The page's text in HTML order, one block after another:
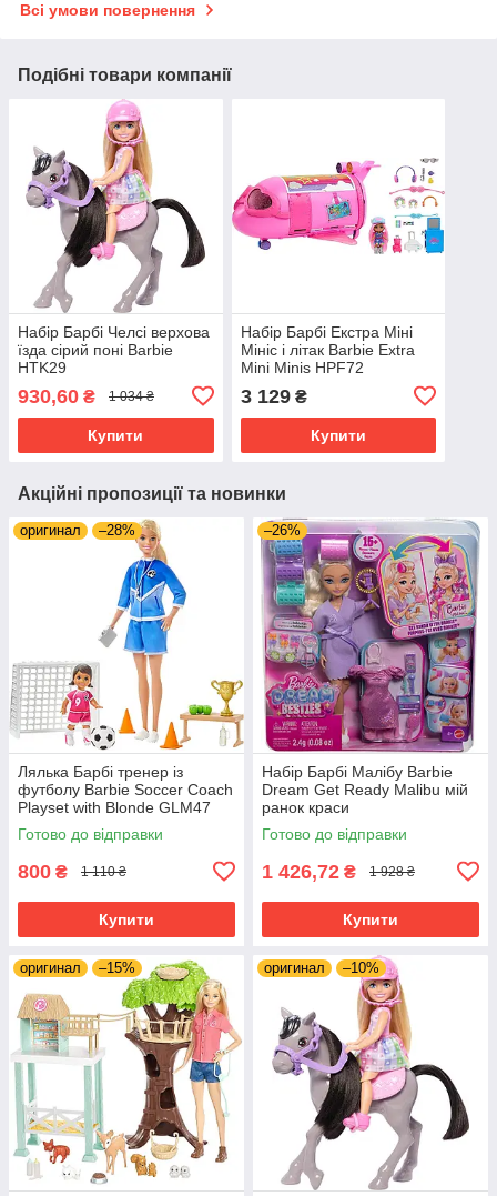
Всі умови повернення
Подібні товари компанії
Набір Барбі Челсі верхова
їзда сірий поні Barbie
HTK29
930,60 ₴ 1 034 ₴
Купити
Набір Барбі Екстра Міні
Мініс і літак Barbie Extra
Mini Minis HPF72
3 129₴
Купити
Акційні пропозиції та новинки
оригинал –28%
Лялька Барбі тренер із
футболу Barbie Soccer Coach
Playset with Blonde GLM47
Готово до відправки
800 ₴ 1 110 ₴
Купити
–26%
Набір Барбі Малібу Barbie
Dream Get Ready Malibu мій
ранок краси
Готово до відправки
1 426,72 ₴ 1 928 ₴
Купити
оригинал –15% оригинал –10%